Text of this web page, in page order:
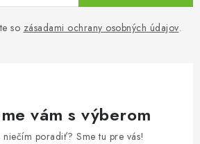
so zásadami ochrany osobných údajov.
vám s výberom
niečím poradiť? Sme tu pre vás!